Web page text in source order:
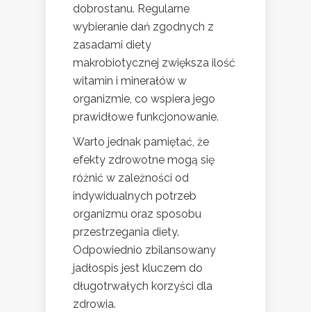
dobrostanu. Regularne
wybieranie dań zgodnych z
zasadami diety
makrobiotycznej zwiększa ilość
witamin i minerałów w
organizmie, co wspiera jego
prawidłowe funkcjonowanie.
Warto jednak pamiętać, że
efekty zdrowotne mogą się
różnić w zależności od
indywidualnych potrzeb
organizmu oraz sposobu
przestrzegania diety.
Odpowiednio zbilansowany
jadłospis jest kluczem do
długotrwałych korzyści dla
zdrowia.